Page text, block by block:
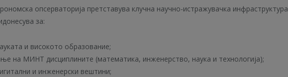
опсерваторија претставува клучна научно-истражувачка инфраструктура
за:
и високото образование;
на МИНТ дисциплините (математика, инженерство, наука и технологија);
и инженерски вештини;